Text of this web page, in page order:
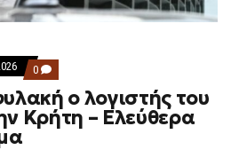
0 COMMENTS
ON
ΟΠΕΚΕΠΕ:
ΣΤΗ
ΦΥΛΑΚΉ
ο λογιστής του
Κρήτη – Ελεύθερα